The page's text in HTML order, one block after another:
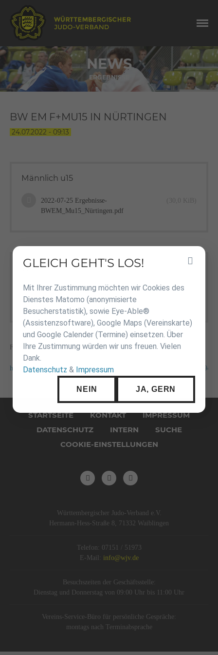
NEWS
ERGEBNISSE
BW EM F+MU15 IN NÜRTINGEN
24.07.2022 - 09:13
Männlich u15
2022-07-25 Ergebnisse-
BWEM_Mu15_Nürtingen.pdf
(30,0 KiB)
Weiblich u15
2022-07-25 Ergebnisse-
BWEM_Fu15_Nürtingen.pdf
(27,1 KiB)
Fotos unter:
https://www.flickr.com/photos/jvnuertingen/albums/72177720300789094
überspringenSTARTSEITE KONTAKT
IMPRESSUM
DATENSCHUTZ
INTERN
SUCHE
COOKIE-EINSTELLUNGEN
Württembergischer Judo-Verband e.V.
Hermann-Hess-Straße 8, 71332 Waiblingen
Telefon: 07151 / 51973
E-Mail: info@wjv.de
Besuchszeiten der Geschäftsstelle:
Dienstag und Donnerstag von 09:00 Uhr bis 11:00 Uhr
Vereins-Service-Büro für persönliche Gespräche:
montags nach Terminabsprache
Inhalt
GLEICH GEHT'S LOS!
Mit Ihrer Zustimmung möchten wir Cookies des
Dienstes Matomo (anonymisierte
Besucherstatistik), sowie Eye-Able®
(Assistenzsoftware), Google Maps (Vereinskarte)
und Google Calender (Termine) einsetzen. Über
Ihre Zustimmung würden wir uns freuen. Vielen
Dank.
Datenschutz & Impressum
NEIN JA, GERN